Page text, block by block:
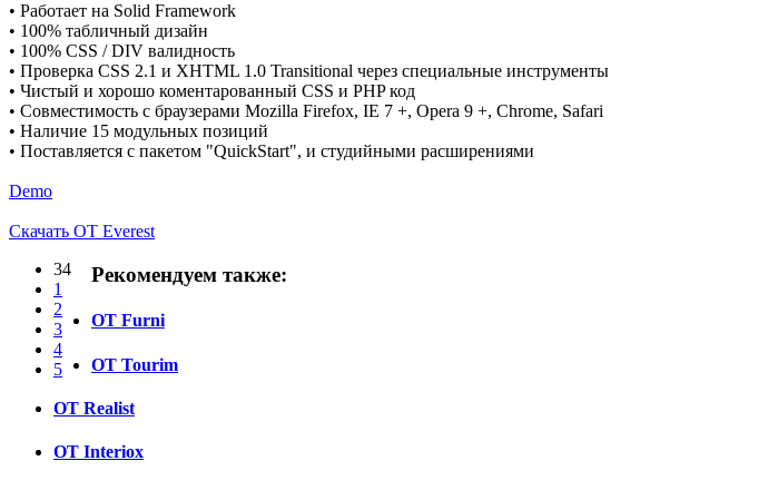
• Работает на Solid Framework
• 100% табличный дизайн
• 100% CSS / DIV валидность
• Проверка CSS 2.1 и XHTML 1.0 Transitional через специальные инструменты
• Чистый и хорошо коментарованный CSS и PHP код
• Совместимость с браузерами Mozilla Firefox, IE 7 +, Opera 9 +, Chrome, Safari
• Наличие 15 модульных позиций
• Поставляется с пакетом "QuickStart", и студийными расширениями
Demo
Скачать OT Everest
34
1
2
3
4
5
Рекомендуем также:
OT Furni
OT Tourim
OT Realist
OT Interiox